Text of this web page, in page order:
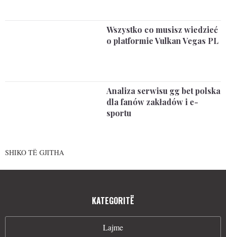
Wszystko co musisz wiedzieć
o platformie Vulkan Vegas PL
Analiza serwisu gg bet polska
dla fanów zakładów i e-
sportu
SHIKO TË GJITHA
KATEGORITË
Lajme